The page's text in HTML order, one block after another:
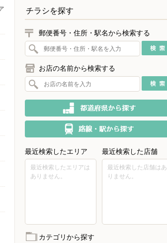
チラシを探す
郵便番号・住所・駅名から検索する
お店の名前から検索する
最近検索したエリア
最近検索したエリアは
ありません。
最近検索した店舗
最近検索した店舗はあ
りません。
カテゴリから探す